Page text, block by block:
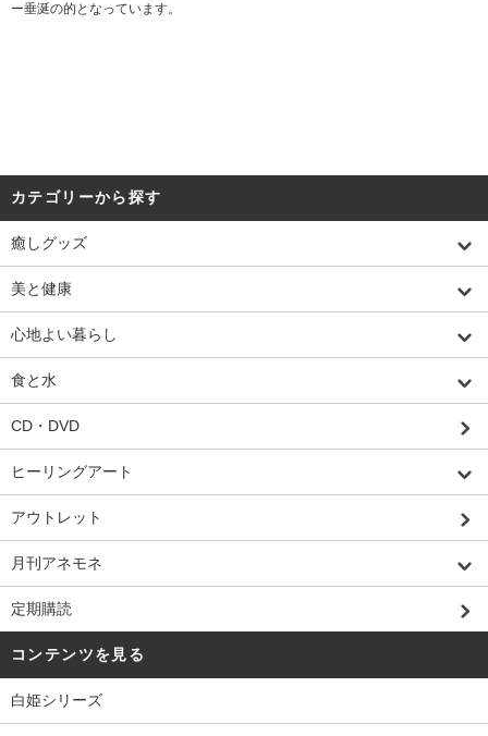
ー垂涎の的となっています。
カテゴリーから探す
癒しグッズ
美と健康
心地よい暮らし
食と水
CD・DVD
ヒーリングアート
アウトレット
月刊アネモネ
定期購読
コンテンツを見る
白姫シリーズ